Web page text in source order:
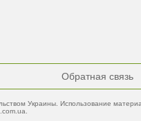
Обратная связь
Украины. Использование